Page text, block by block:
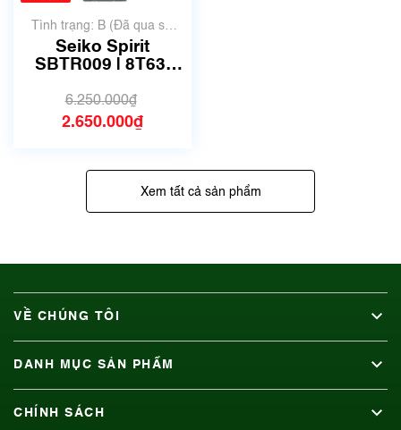
Tình trạng: B (Đã qua sử
dụng, hàng đẹp, có chút
xước dăm)
Seiko Spirit
SBTR009 | 8T63-
| Mã số 4462
6.250.000₫
2.650.000₫
Xem tất cả sản phẩm
VỀ CHÚNG TÔI
DANH MỤC SẢN PHẨM
CHÍNH SÁCH